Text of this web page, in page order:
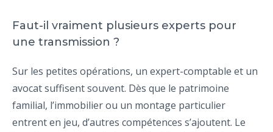
Faut-il vraiment plusieurs experts pour
une transmission ?
Sur les petites opérations, un expert-comptable et un
avocat suffisent souvent. Dès que le patrimoine
familial, l’immobilier ou un montage particulier
entrent en jeu, d’autres compétences s’ajoutent. Le